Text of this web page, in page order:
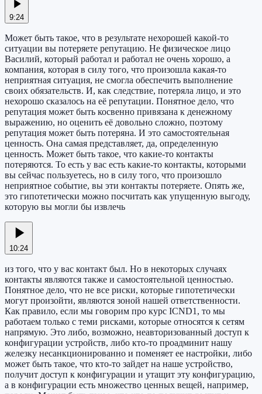
9:24
Может быть такое, что в результате нехорошей какой-то
ситуации вы потеряете репутацию. Не физическое лицо
Василий, который работал и работал не очень хорошо, а
компания, которая в силу того, что произошла какая-то
неприятная ситуация, не смогла обеспечить выполнение
своих обязательств. И, как следствие, потеряла лицо, и это
нехорошо сказалось на её репутации. Понятное дело, что
репутация может быть косвенно привязана к денежному
выражению, но оценить её довольно сложно, поэтому
репутация может быть потеряна. И это самостоятельная
ценность. Она самая представляет, да, определенную
ценность. Может быть такое, что какие-то контакты
потеряются. То есть у вас есть какие-то контакты, которыми
вы сейчас пользуетесь, но в силу того, что произошло
неприятное событие, вы эти контакты потеряете. Опять же,
это гипотетически можно посчитать как упущенную выгоду,
которую вы могли бы извлечь
10:24
из того, что у вас контакт был. Но в некоторых случаях
контакты являются также и самостоятельной ценностью.
Понятное дело, что не все риски, которые гипотетически
могут произойти, являются зоной нашей ответственности.
Как правило, если мы говорим про курс ICND1, то мы
работаем только с теми рисками, которые относятся к сетям
напрямую. Это либо, возможно, неавторизованный доступ к
конфигурации устройств, либо кто-то проадминит нашу
железку несанкционированно и поменяет ее настройки, либо
может быть такое, что кто-то зайдет на наше устройство,
получит доступ к конфигурации и утащит эту конфигурацию,
а в конфигурации есть множество ценных вещей, например,